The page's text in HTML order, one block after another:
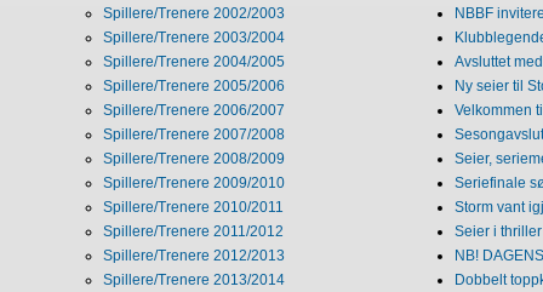
Spillere/Trenere 2002/2003
Spillere/Trenere 2003/2004
Spillere/Trenere 2004/2005
Spillere/Trenere 2005/2006
Spillere/Trenere 2006/2007
Spillere/Trenere 2007/2008
Spillere/Trenere 2008/2009
Spillere/Trenere 2009/2010
Spillere/Trenere 2010/2011
Spillere/Trenere 2011/2012
Spillere/Trenere 2012/2013
Spillere/Trenere 2013/2014
NBBF
Avsluttet
Ny seier til
Velkommen
Seier,
Seriefinale
Storm vant
Seier i
NB!
Dobbelt